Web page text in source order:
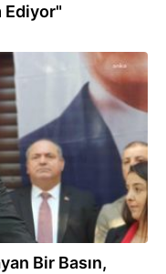
Ediyor"
Bir Basın,